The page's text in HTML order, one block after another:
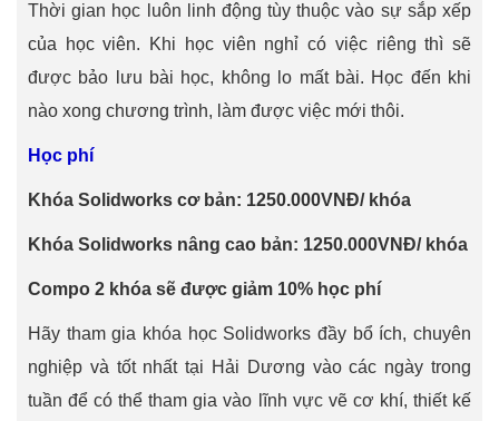
Thời gian học luôn linh động tùy thuộc vào sự sắp xếp
của học viên. Khi học viên nghỉ có việc riêng thì sẽ
được bảo lưu bài học, không lo mất bài. Học đến khi
nào xong chương trình, làm được việc mới thôi.
Học phí
Khóa Solidworks cơ bản: 1250.000VNĐ/ khóa
Khóa Solidworks nâng cao bản: 1250.000VNĐ/ khóa
Compo 2 khóa sẽ được giảm 10% học phí
Hãy tham gia khóa học Solidworks đầy bổ ích, chuyên
nghiệp và tốt nhất tại Hải Dương vào các ngày trong
tuần để có thể tham gia vào lĩnh vực vẽ cơ khí, thiết kế